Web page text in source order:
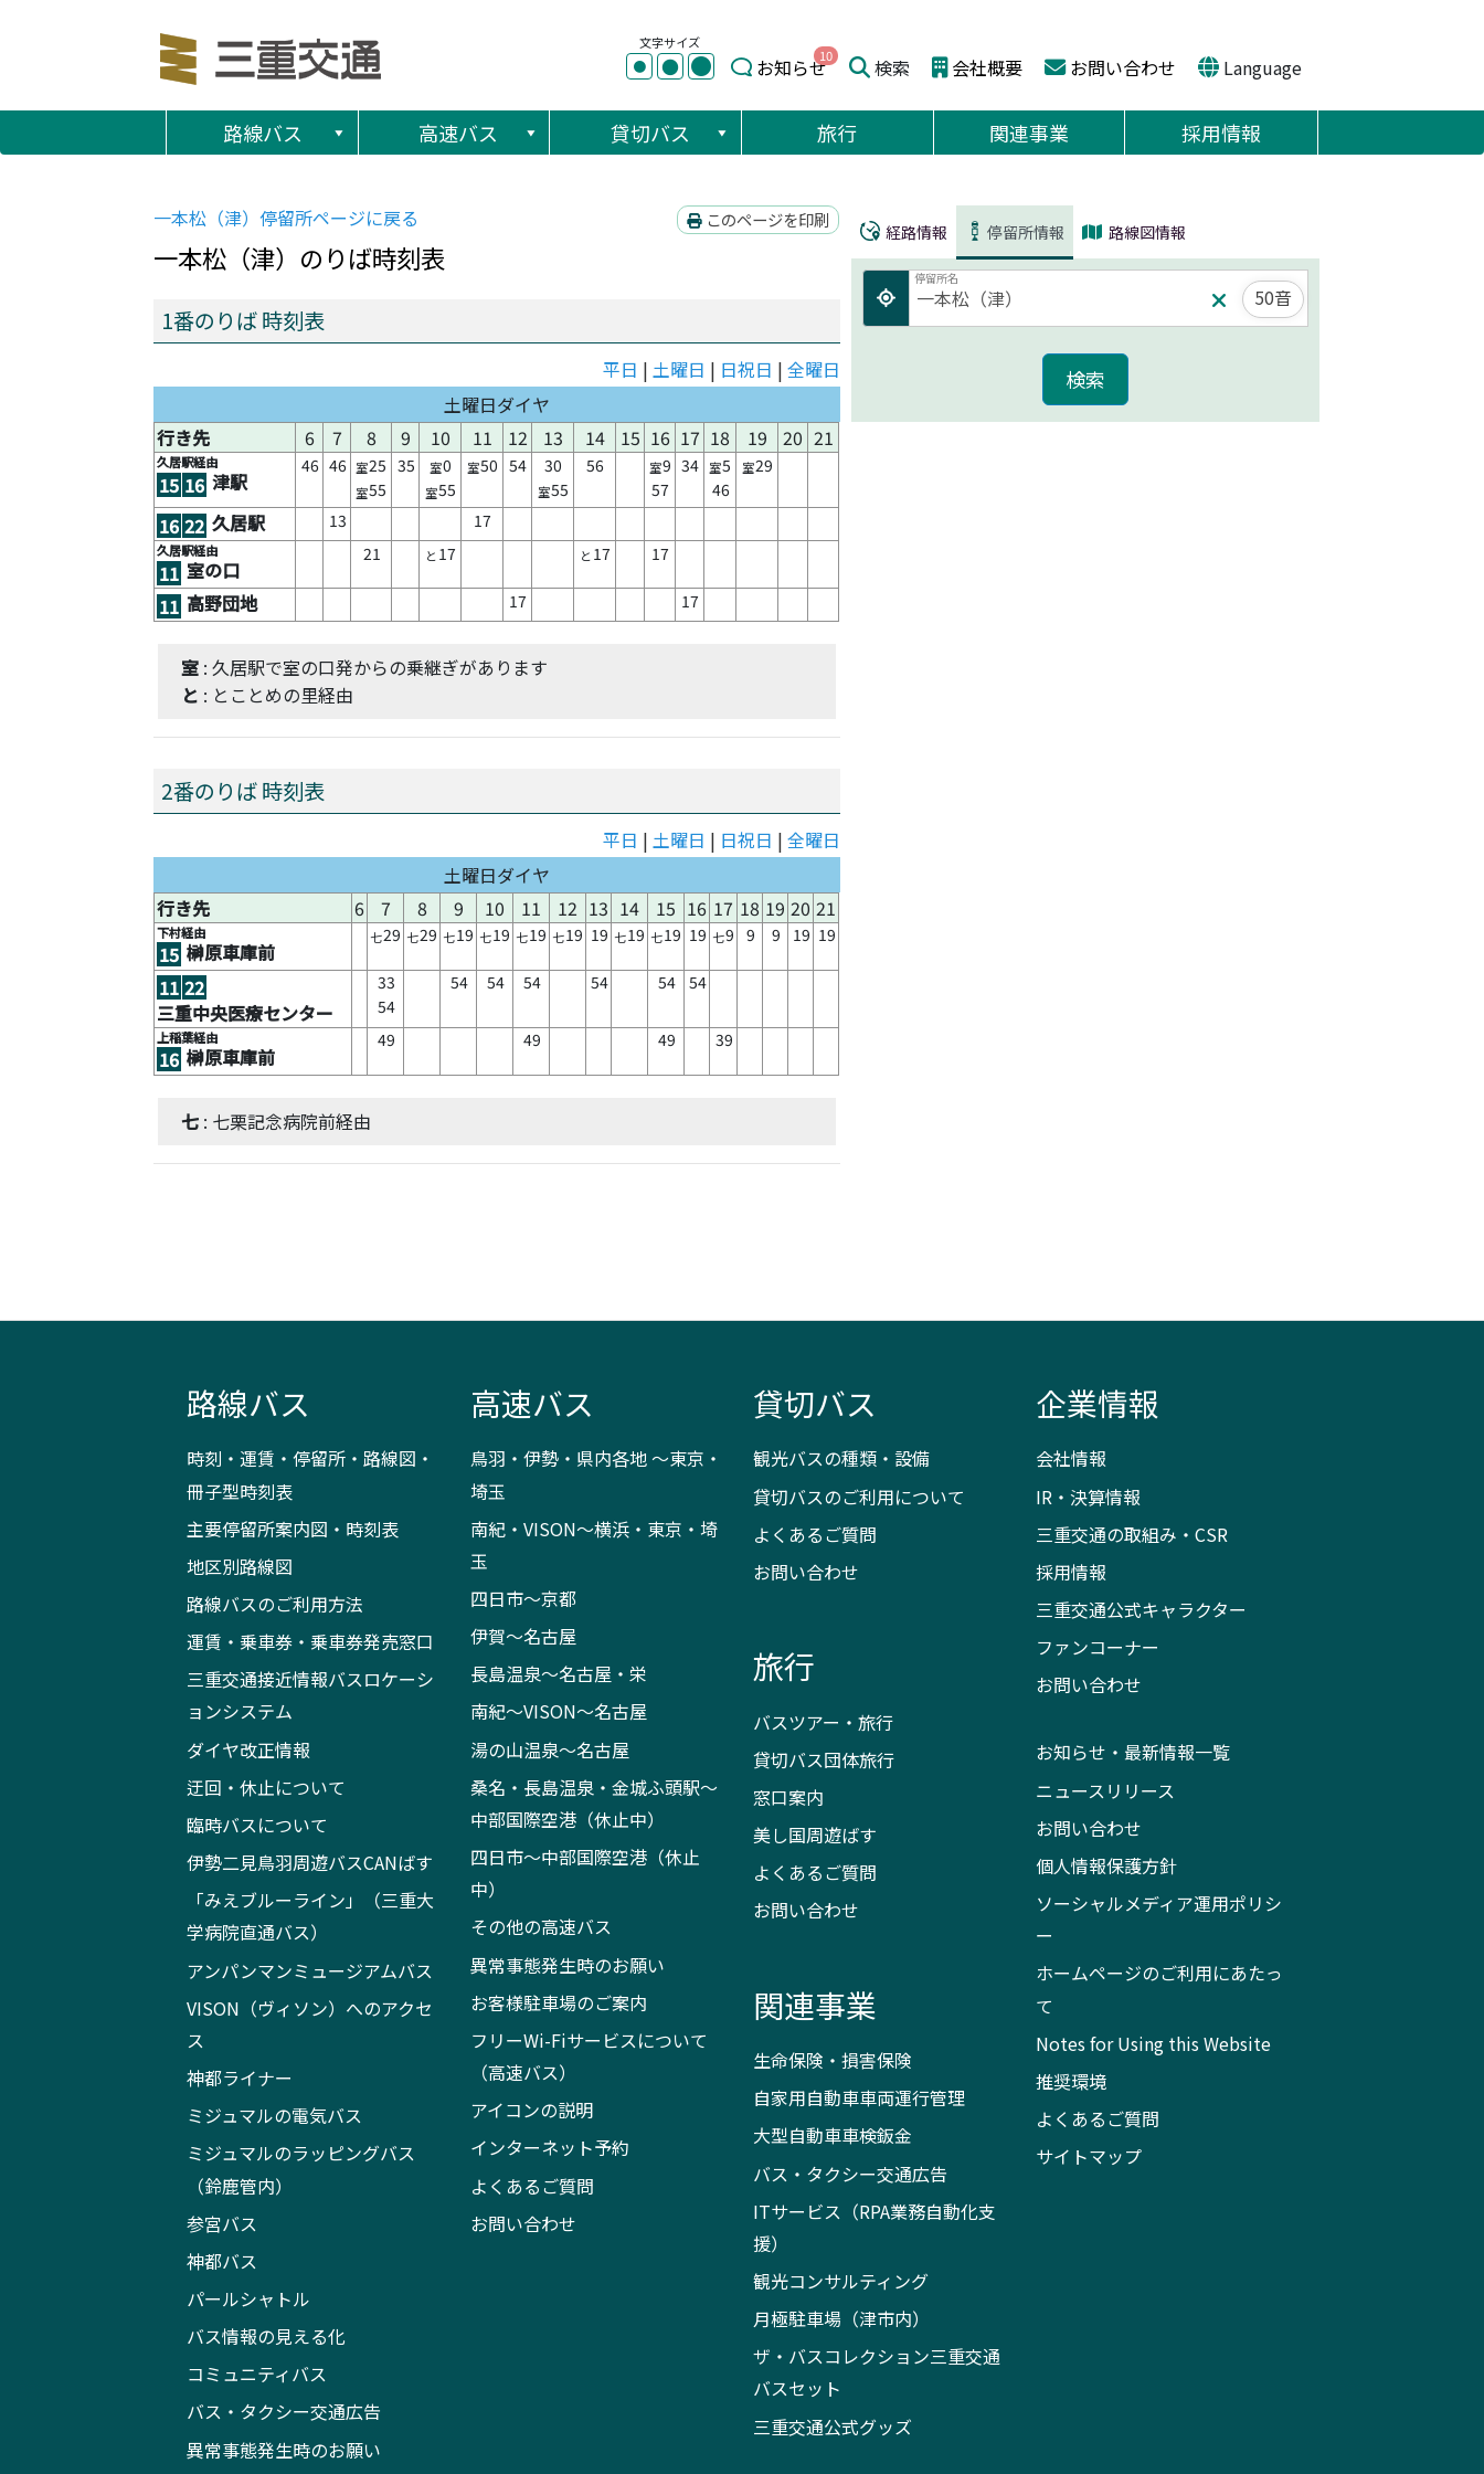
文字サイズ
● ● ● お知らせ10 検索 会社概要 お問い合わせ Language
路線バス 高速バス 貸切バス 旅行 関連事業 採用情報
このページを印刷
一本松（津）停留所ページに戻る
一本松（津） のりば時刻表
1番のりば 時刻表
平日 | 土曜日 | 日祝日 | 全曜日
土曜日ダイヤ
行き先
6 7 8 9 10 11 12 13 14 15 16 17 18 19 20 21
久居駅経由
15 16 津駅
46 46 室25
室55
35 室0
室55
室50 54 30
室55
56 室9
57
34 室5
46
室29
16 22 久居駅 13 17
久居駅経由
11 室の口
21 と 17 と 17 17
11 高野団地 17 17
室 : 久居駅で室の口発からの乗継ぎがあります
と : とことめの里経由
2番のりば 時刻表
平日 | 土曜日 | 日祝日 | 全曜日
土曜日ダイヤ
行き先
6 7 8 9 10 11 12 13 14 15 16 17 18 19 20 21
下村経由
15 榊原車庫前
七29 七29 七19 七19 七19 七19 19 七19 七19 19 七9 9 9 19 19
11 22
三重中央医療センター
33
54
54 54 54 54 54 54
上稲葉経由
16 榊原車庫前
49 49 49 39
七 : 七栗記念病院前経由
経路情報 停留所情報 路線図情報
停留所名
50音
路線バス
時刻・運賃・停留所・路線図・
冊子型時刻表
主要停留所案内図・時刻表
地区別路線図
路線バスのご利用方法
運賃・乗車券・乗車券発売窓口
三重交通接近情報バスロケーシ
ョンシステム
ダイヤ改正情報
迂回・休止について
臨時バスについて
伊勢二見鳥羽周遊バスCANばす
「みえブルーライン」（三重大
学病院直通バス）
アンパンマンミュージアムバス
VISON（ヴィソン）へのアクセ
ス
神都ライナー
ミジュマルの電気バス
ミジュマルのラッピングバス
（鈴鹿管内）
参宮バス
神都バス
パールシャトル
バス情報の見える化
コミュニティバス
バス・タクシー交通広告
異常事態発生時のお願い
高速バス
鳥羽・伊勢・県内各地 ～東京・
埼玉
南紀・VISON～横浜・東京・埼
玉
四日市～京都
伊賀～名古屋
長島温泉～名古屋・栄
南紀～VISON～名古屋
湯の山温泉～名古屋
桑名・長島温泉・金城ふ頭駅～
中部国際空港（休止中）
四日市～中部国際空港（休止
中）
その他の高速バス
異常事態発生時のお願い
お客様駐車場のご案内
フリーWi-Fiサービスについて
（高速バス）
アイコンの説明
インターネット予約
よくあるご質問
お問い合わせ
貸切バス
観光バスの種類・設備
貸切バスのご利用について
よくあるご質問
お問い合わせ
旅行
バスツアー・旅行
貸切バス団体旅行
窓口案内
美し国周遊ばす
よくあるご質問
お問い合わせ
関連事業
生命保険・損害保険
自家用自動車車両運行管理
大型自動車車検鈑金
バス・タクシー交通広告
ITサービス（RPA業務自動化支
援）
観光コンサルティング
月極駐車場（津市内）
ザ・バスコレクション三重交通
バスセット
三重交通公式グッズ
企業情報
会社情報
IR・決算情報
三重交通の取組み・CSR
採用情報
三重交通公式キャラクター
ファンコーナー
お問い合わせ
お知らせ・最新情報一覧
ニュースリリース
お問い合わせ
個人情報保護方針
ソーシャルメディア運用ポリシ
ー
ホームページのご利用にあたっ
て
Notes for Using this Website
推奨環境
よくあるご質問
サイトマップ